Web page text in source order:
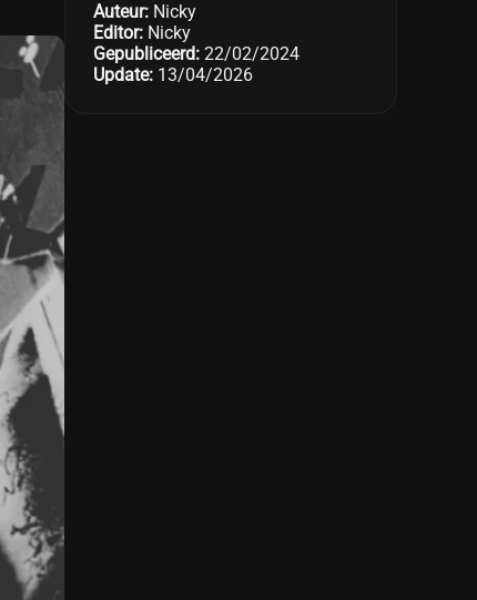
Auteur: Nicky
Editor: Nicky
Gepubliceerd: 22/02/2024
Update: 13/04/2026